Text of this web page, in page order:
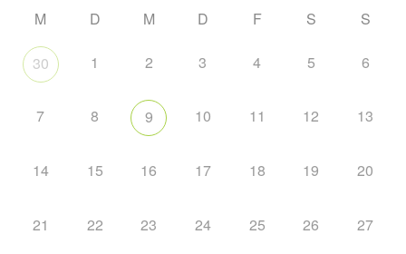
M D M D F S S
30 1 2 3 4 5 6
7 8 9 10 11 12 13
14 15 16 17 18 19 20
21 22 23 24 25 26 27